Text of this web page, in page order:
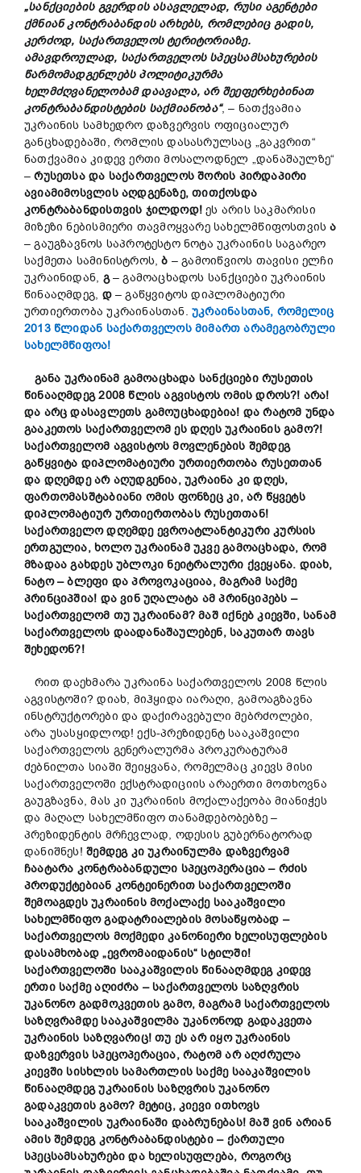
„სანქციების გვერდის ასავლელად, რუსი აგენტები
ქმნიანკონტრაბანდის არხებს, რომლებიც გადის,
კერძოდ, საქართველოსტერიტორიაზე.
ამავდროულად, საქართველოს სპეცსამსახურების
წარმომადგენლებს პოლიტიკურმა
ხელმძღვანელობამდაავალა, არ შეეფერხებინათ
კონტრაბანდისტების საქმიანობა“, – ნათქვამია
უკრაინის სამხედრო დაზვერვის ოფიციალურ
განცხადებაში, რომლის დასასრულსაც „გაკვრით“
ნათქვამია კიდევ ერთი მოსალოდნელ „დანაშაულზე“
–რუსეთსადა საქართველოსშორის პირდაპირი
ავიამიმოსვლის აღდგენაზე,თითქოსდა
კონტრაბანდისთვის ჯილდოდ! ეს არის საკმარისი
მიზეზი ნებისმიერი თავმოყვარე სახელმწიფოსთვისა
– გაუგზავნოს საპროტესტო ნოტა უკრაინის საგარეო
საქმეთა სამინისტროს,ბ – გამოიწვიოს თავისი ელჩი
უკრაინიდან, გ– გამოაცხადოს სანქციები უკრაინის
წინააღმდეგ, დ– გაწყვიტოს დიპლომატიური
ურთიერთობა უკრაინასთან.უკრაინასთან, რომელიც
2013 წლიდან საქართველოს მიმართ არამეგობრული
სახელმწიფოა!
განა უკრაინამ გამოაცხადა სანქციები რუსეთის
წინააღმდეგ 2008 წლისაგვისტოსომისდროს?! არა!
და არცდასავლეთს გამოუცხადებია! დარატომ უნდა
გააკეთოს საქართველომესდღესუკრაინის გამო?!
საქართველომ აგვისტოსმოვლენების შემდეგ
გაწყვიტა დიპლომატიური ურთიერთობა რუსეთთან
და დღემდეარ აღუდგენია,უკრაინა კიდღეს,
ფართომასშტაბიანი ომის ფონზეც კი, არ წყვეტს
დიპლომატიურ ურთიერთობასრუსეთთან!
საქართველოდღემდე ევროატლანტიკური კურსის
ერთგულია, ხოლოუკრაინამუკვეგამოაცხადა, რომ
მზადააგახდეს უბლოკი ნეიტრალური ქვეყანა. დიახ,
ნატო– ბლეფი დაპროვოკაციაა,მაგრამ საქმე
პრინციპშია! დავინ უღალატა ამპრინციპებს –
საქართველომ თუუკრაინამ?მაშიქნებკიევში,სანამ
საქართველოს დაადანაშაულებენ,საკუთარ თავს
შეხედონ?!
რით დაეხმარა უკრაინა საქართველოს 2008 წლის
აგვისტოში? დიახ, მიჰყიდა იარაღი, გამოაგზავნა
ინსტრუქტორები და დაქირავებული მებრძოლები,
არა უსასყიდლოდ! ექს-პრეზიდენტ სააკაშვილი
საქართველოს გენერალურმა პროკურატურამ
ძებნილთა სიაში შეიყვანა, რომელმაც კიევს მისი
საქართველოში ექსტრადიციის არაერთი მოთხოვნა
გაუგზავნა, მას კი უკრაინის მოქალაქეობა მიანიჭეს
და მაღალ სახელმწიფო თანამდებობებზე –
პრეზიდენტის მრჩევლად, ოდესის გუბერნატორად
დანიშნეს!შემდეგ კიუკრაინულმა დაზვერვამ
ჩაატარა კონტრაბანდული სპეცოპერაცია – რძის
პროდუქტებიან კონტეინერითსაქართველოში
შემოაგდეს უკრაინის მოქალაქე სააკაშვილი
სახელმწიფოგადატრიალებისმოსაწყობად –
საქართველოს მოქმედიკანონიერიხელისუფლების
დასამხობად„ევრომაიდანის“ სტილში!
საქართველოში სააკაშვილის წინააღმდეგ კიდევ
ერთისაქმეაღიძრა –საქართველოს საზღვრის
უკანონო გადმოკვეთისგამო,მაგრამ საქართველოს
საზღვრამდესააკაშვილმა უკანონოდ გადაკვეთა
უკრაინის საზღვარიც!თუ ესარიყოუკრაინის
დაზვერვისსპეცოპერაცია,რატომარაღძრულა
კიევშისისხლისსამართლისსაქმე სააკაშვილის
წინააღმდეგუკრაინისსაზღვრისუკანონო
გადაკვეთისგამო? მეტიც,კიევიითხოვს
სააკაშვილის უკრაინაში დაბრუნებას!მაშ ვინ არიან
ამისშემდეგ კონტრაბანდისტები – ქართული
სპეცსამსახურები და ხელისუფლება, როგორც